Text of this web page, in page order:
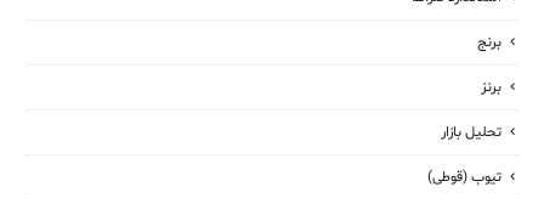
برنج
برنز
تحلیل بازار
تیوب (قوطی)